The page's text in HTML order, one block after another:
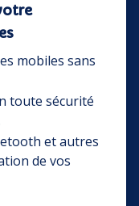
mobiles sans
toute sécurité
et autres
de vos